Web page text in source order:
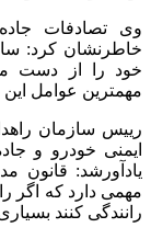
وی تصادفات
خود را از دست
مهمترین عوامل
رییس سازمان
ایمنی خودرو و
یادآورشد: قانون
مهمی دارد که اگر
رانندگی کنند